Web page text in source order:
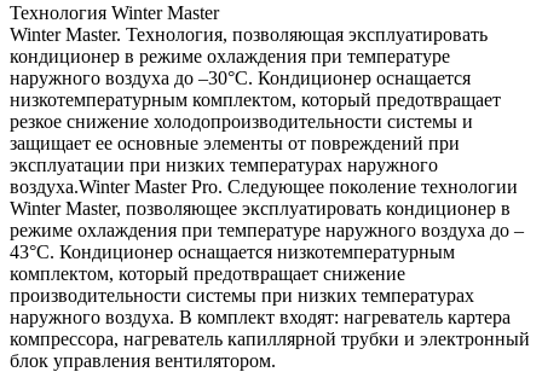
Технология Winter Master
Winter Master. Технология, позволяющая эксплуатировать
кондиционер в режиме охлаждения при температуре
наружного воздуха до –30°С. Кондиционер оснащается
низкотемпературным комплектом, который предотвращает
резкое снижение холодопроизводительности системы и
защищает ее основные элементы от повреждений при
эксплуатации при низких температурах наружного
воздуха.Winter Master Pro. Следующее поколение технологии
Winter Master, позволяющее эксплуатировать кондиционер в
режиме охлаждения при температуре наружного воздуха до –
43°С. Кондиционер оснащается низкотемпературным
комплектом, который предотвращает снижение
производительности системы при низких температурах
наружного воздуха. В комплект входят: нагреватель картера
компрессора, нагреватель капиллярной трубки и электронный
блок управления вентилятором.